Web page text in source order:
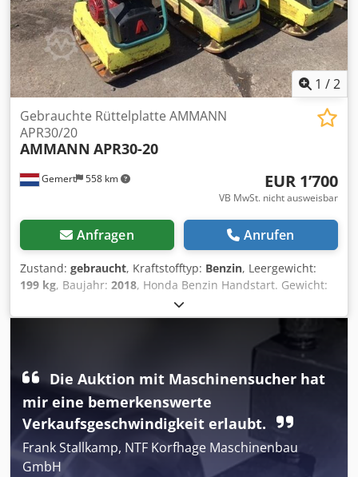
1 /2
Gemert 558 km
Gebrauchte Rüttelplatte AMMANN
APR30/20
AMMANN APR30-20
EUR 1’700
VB MwSt. nicht ausweisbar
Anfragen Anrufen
Zustand: gebraucht, Kraftstofftyp: Benzin, Leergewicht:
199 kg, Baujahr: 2018, Honda Benzin Handstart. Gewicht:
199 kg Schlagkraft: 30kn Plattenbreite: 50cm Chodsxw H
Hvspfx Acdja Vorwärts/Rückwärts Preis: €1.700,- exkl. MwSt
Die Auktion mit Maschinensucher hat
mir eine bemerkenswerte
Verkaufsgeschwindigkeit erlaubt.
Frank Stallkamp, NTF Korfhage Maschinenbau
GmbH